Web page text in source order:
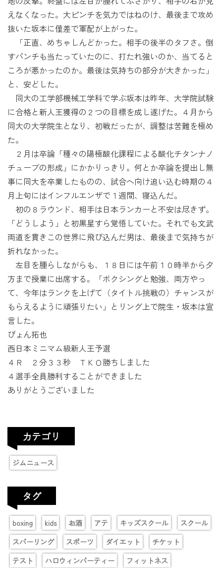
えなくなった。大ピンチを気力ではねのけ、最後まで攻め
抜いた坂本に僅差で軍配が上がった。
「正直、めちゃしんどかった。相手の後半のタフさ。倒
すパンチも当たっていたのに、打たれ強いのか、当てると
ころが悪かったのか。最後は気持ちの部分が大きかった」
と、安どした。
同大の工学部機械工学科で学ぶ坂本は昨年、大学院試験
に合格と新人王獲得の２つの目標を成し遂げた。４月から
同大の大学院生となり、初戦だったが、調整は苦難を極め
た。
２月は卒論「種々の陽極酸化課程による酸化チタンナノ
チューブの形成」にかかりっきり。何とか卒論を提出し無
事に同大を卒業したものの、試合へ向け追い込む時期の４
月上旬にはインフルエンザで１週間、寝込んだ。
初の８ラウンド、相手は日本ランカーと不安は尽きず。
「どうしよう」と初黒星すら覚悟していた。それでも文武
両道を貫きこの世界に飛び込んだ男は、最後まで気持ちが
折れなかった。
左目を腫らしながらも、１８日には午前１０時半から夕
方まで授業に出席する。「ボクシングと勉強、両方やっ
て、今年はランクを上げて（タイトル挑戦の）チャンスが
もらえるように頑張りたい」とリング上で院生・坂本は宣
言した。
ぴょん拓也
西日本ミニマム級新人王予選
４Ｒ ２分３３秒 ＴＫＯ勝ちしました
４選手全員勝利することができました
ありがとうございました
カテゴリ
ジムニュース
タグ
boxing kids お酒 アテ キッズスクール
スクール
スパーリング
スポーツ ダイエット
チケット
テスト
ハロウィンパーティー フィットネス